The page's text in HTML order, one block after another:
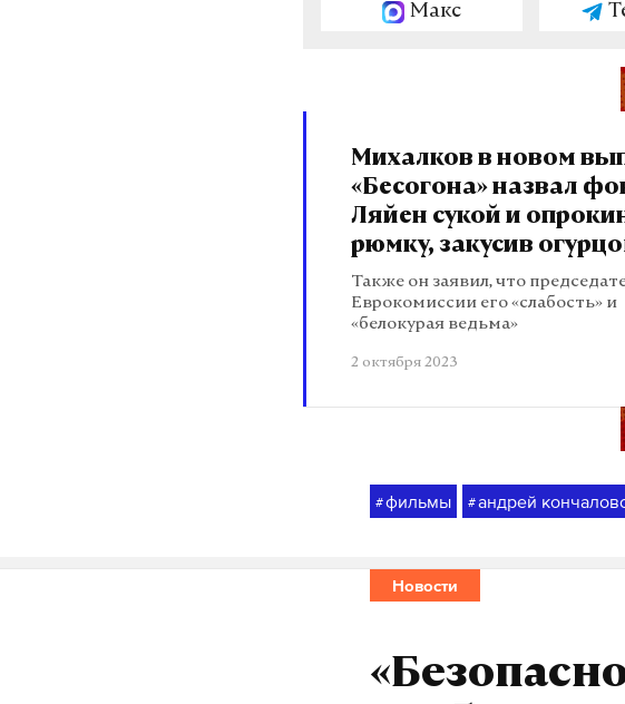
Макс
Михалков в новом
«Бесогона» назвал
Ляйен сукой и
рюмку, закусив
Также он заявил, что
Еврокомиссии его «слабость» и
«белокурая ведьма»
2 октября 2023
#фильмы #андрей
Новости